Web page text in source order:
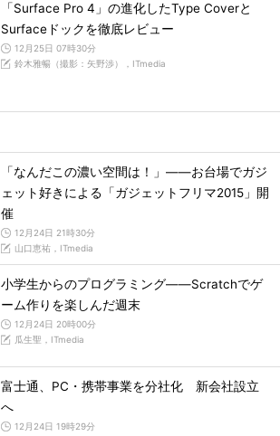
「Surface Pro 4」の進化したType Coverと
Surfaceドックを徹底レビュー
12月25日 07時30分
鈴木雅暢（撮影：矢野渉），ITmedia
「なんだこの濃い空間は！」――お台場でガジ
ェット好きによる「ガジェットフリマ2015」開
催
12月24日 21時30分
山口恵祐，ITmedia
小学生からのプログラミング――Scratchでゲ
ーム作りを楽しんだ週末
12月24日 20時00分
瓜生聖，ITmedia
富士通、PC・携帯事業を分社化 新会社設立
へ
12月24日 19時29分